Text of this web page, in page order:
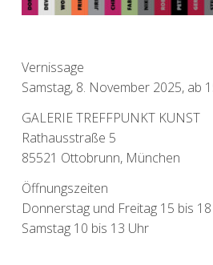
Vernissage
Samstag, 8. November 2025, ab
GALERIE TREFFPUNKT KUNST
Rathausstraße 5
85521 Ottobrunn, München
Öffnungszeiten
Donnerstag und Freitag 15 bis
Samstag 10 bis 13 Uhr